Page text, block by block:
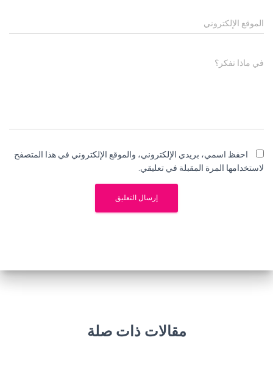
الموقع الإلكتروني
في ماذا تفكر؟
احفظ اسمي، بريدي الإلكتروني، والموقع الإلكتروني في هذا المتصفح
لاستخدامها المرة المقبلة في تعليقي.
مقالات ذات صلة